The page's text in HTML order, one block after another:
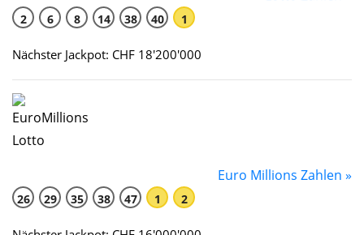
2 6 8 14 38 40 1
Nächster Jackpot: CHF 18'200'000
Euro Millions Zahlen »
26 29 35 38 47 1 2